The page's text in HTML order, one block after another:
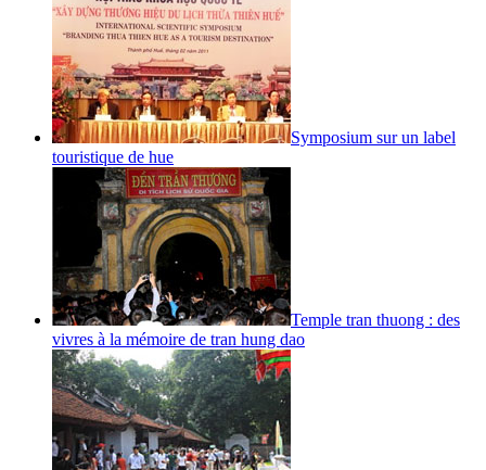
Symposium sur un label
touristique de hue
Temple tran thuong : des
vivres à la mémoire de tran hung dao